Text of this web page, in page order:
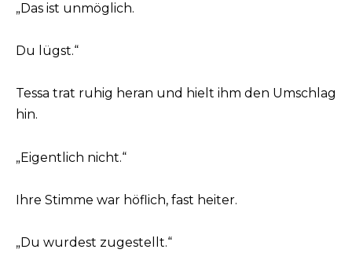
„Das ist unmöglich.
Du lügst.“
Tessa trat ruhig heran und hielt ihm den Umschlag
hin.
„Eigentlich nicht.“
Ihre Stimme war höflich, fast heiter.
„Du wurdest zugestellt.“